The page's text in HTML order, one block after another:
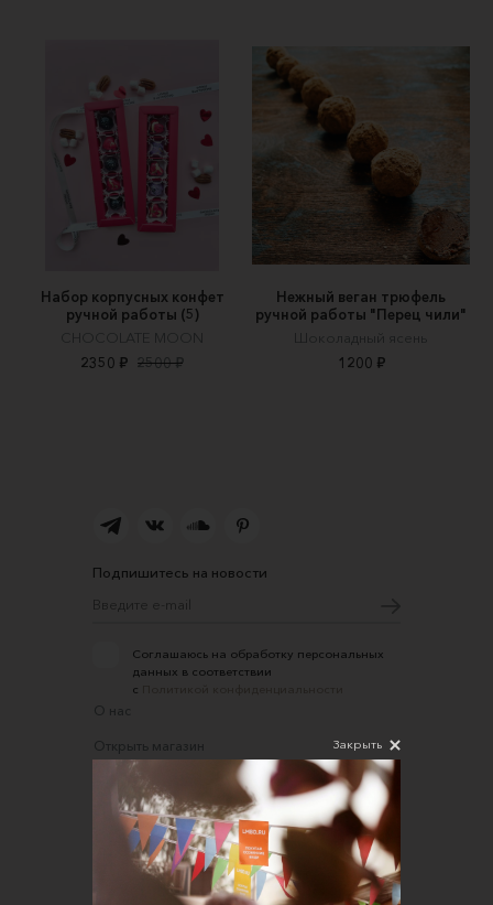
Набор корпусных конфет
ручной работы (5)
CHOCOLATE MOON
2350 ₽ 2500 ₽
Нежный веган трюфель
ручной работы "Перец чили"
Шоколадный ясень
1200 ₽
Подпишитесь на новости
Соглашаюсь на обработку персональных
данных в соответствии
с
О нас
Открыть магазин
Участие в офлайн-маркете
FAQ
Требования к фотографиям
Обратная связь
Закрыть